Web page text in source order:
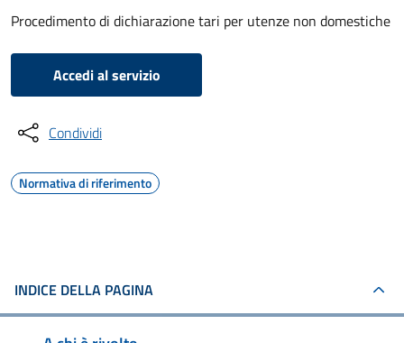
Procedimento di dichiarazione tari per utenze non domestiche
Accedi al servizio
Condividi
Normativa di riferimento
INDICE DELLA PAGINA